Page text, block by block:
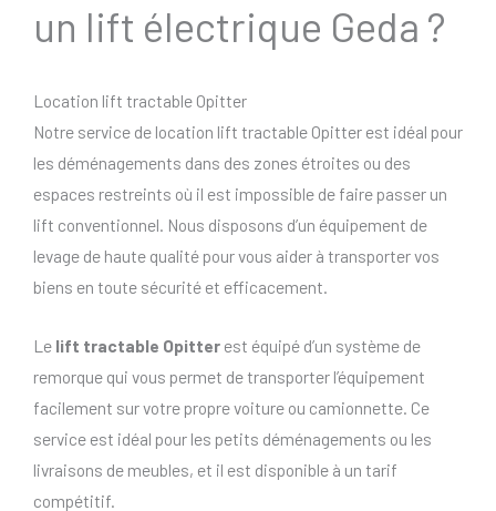
un lift électrique Geda ?
Location lift tractable Opitter
Notre service de location lift tractable Opitter est idéal pour
les déménagements dans des zones étroites ou des
espaces restreints où il est impossible de faire passer un
lift conventionnel. Nous disposons d’un équipement de
levage de haute qualité pour vous aider à transporter vos
biens en toute sécurité et efficacement.
Le lift tractable Opitter est équipé d’un système de
remorque qui vous permet de transporter l’équipement
facilement sur votre propre voiture ou camionnette. Ce
service est idéal pour les petits déménagements ou les
livraisons de meubles, et il est disponible à un tarif
compétitif.